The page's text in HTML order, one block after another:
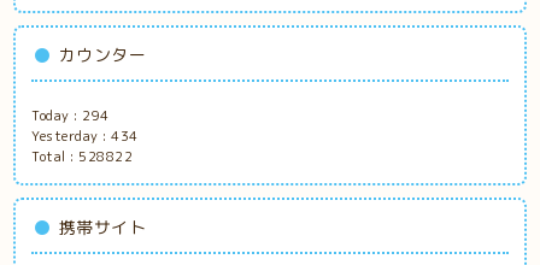
カウンター
Today : 294
Yesterday :434
Total : 528822
携帯サイト